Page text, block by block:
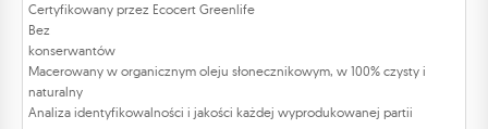
Certyfikowany przez Ecocert Greenlife
Bez
konserwantów
Macerowany w organicznym oleju słonecznikowym, w 100% czysty i
naturalny
Analiza identyfikowalności i jakości każdej wyprodukowanej partii